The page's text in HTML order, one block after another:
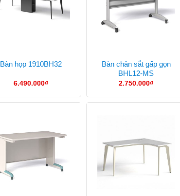
Bàn họp 1910BH32
6.490.000₫
Bàn chân sắt gấp gọn
BHL12-MS
2.750.000₫